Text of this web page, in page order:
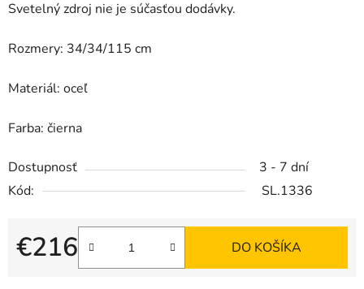
Svetelný zdroj nie je súčasťou dodávky.
Rozmery: 34/34/115 cm
Materiál: oceľ
Farba: čierna
Dostupnosť
3 - 7 dní
Kód:
SL.1336
€216
Jednotková cena:
DO KOŠÍKA